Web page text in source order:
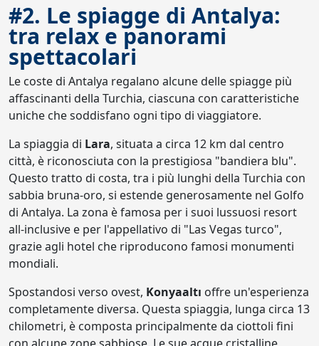
#2. Le spiagge di Antalya:
tra relax e panorami
spettacolari
Le coste di Antalya regalano alcune delle spiagge più
affascinanti della Turchia, ciascuna con caratteristiche
uniche che soddisfano ogni tipo di viaggiatore.
La spiaggia di Lara, situata a circa 12 km dal centro
città, è riconosciuta con la prestigiosa "bandiera blu".
Questo tratto di costa, tra i più lunghi della Turchia con
sabbia bruna-oro, si estende generosamente nel Golfo
di Antalya. La zona è famosa per i suoi lussuosi resort
all-inclusive e per l'appellativo di "Las Vegas turco",
grazie agli hotel che riproducono famosi monumenti
mondiali.
Spostandosi verso ovest, Konyaaltı offre un'esperienza
completamente diversa. Questa spiaggia, lunga circa 13
chilometri, è composta principalmente da ciottoli fini